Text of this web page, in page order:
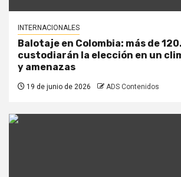
INTERNACIONALES
Balotaje en Colombia: más de
custodiarán la elección en un
y amenazas
19 de junio de 2026 ADS Contenidos